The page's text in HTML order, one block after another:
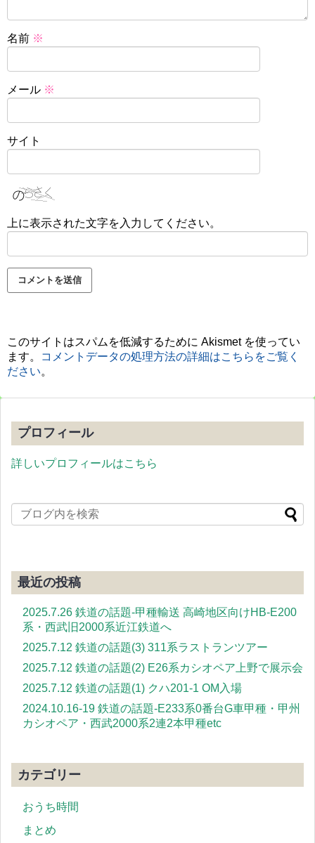
名前 ※
メール ※
サイト
上に表示された文字を入力してください。
このサイトはスパムを低減するために Akismet を使ってい
ます。
コメントデータの処理方法の詳細はこちらをご覧く
ださい。
プロフィール
詳しいプロフィールはこちら
最近の投稿
2025.7.26 鉄道の話題-甲種輸送 高崎地区向けHB-E200
系・西武旧2000系近江鉄道へ
2025.7.12 鉄道の話題(3) 311系ラストランツアー
2025.7.12 鉄道の話題(2) E26系カシオペア上野で展示会
2025.7.12 鉄道の話題(1) クハ201-1 OM入場
2024.10.16-19 鉄道の話題-E233系0番台G車甲種・甲州
カシオペア・西武2000系2連2本甲種etc
カテゴリー
おうち時間
まとめ